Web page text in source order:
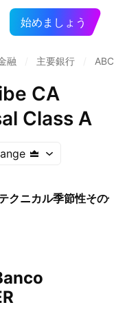
始めましょう
融 主要銀行
CA
Class A
クニカル季節性その